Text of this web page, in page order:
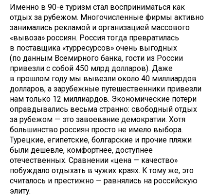
Именно в 90-е туризм стал восприниматься как
отдых за рубежом. Многочисленные фирмы активно
занимались рекламой и организацией массового
«вывоза» россиян. Россия тогда превратилась
в поставщика «турресурсов» очень выгодных
(по данным Всемирного банка, гости из России
привезли с собой 450 млрд долларов). Даже
в прошлом году мы вывезли около 40 миллиардов
долларов, а зарубежные путешественники привезли
нам только 12 миллиардов. Экономические потери
оправдывались весьма странно: свободный отдых
за рубежом — это завоевание демократии. Хотя
большинство россиян просто не имело выбора.
Турецкие, египетские, болгарские и прочие пляжи
были дешевле, комфортнее, доступнее
отечественных. Сравнении «цена — качество»
побуждало отдыхать в чужих краях. К тому же, это
считалось и престижно — равнялись на российскую
элиту.